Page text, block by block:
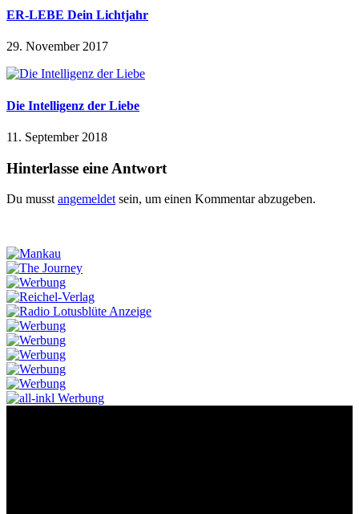
ER-LEBE Dein Lichtjahr
29. November 2017
Die Intelligenz der Liebe
11. September 2018
Hinterlasse eine Antwort
Du musst angemeldet sein, um einen Kommentar abzugeben.